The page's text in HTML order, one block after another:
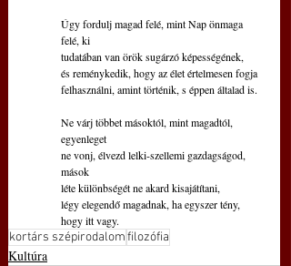
Úgy fordulj magad felé, mint Nap önmaga
felé, ki
tudatában van örök sugárzó képességének,
és reménykedik, hogy az élet értelmesen fogja
felhasználni, amint történik, s éppen általad is.
Ne várj többet másoktól, mint magadtól,
egyenleget
ne vonj, élvezd lelki-szellemi gazdagságod,
mások
léte különbségét ne akard kisajátítani,
légy elegendő magadnak, ha egyszer tény,
hogy itt vagy.
kortárs szépirodalomfilozófia
Kultúra